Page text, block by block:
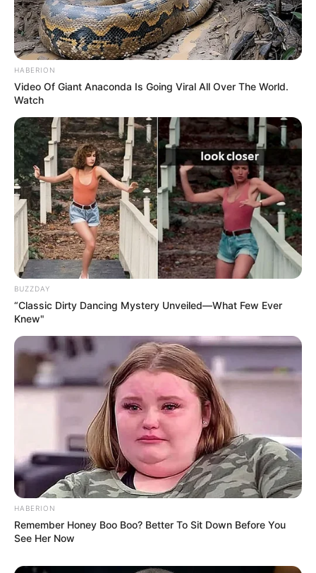
HABERION
Video Of Giant Anaconda Is Going Viral All Over The World.
Watch
BUZZDAY
“Classic Dirty Dancing Mystery Unveiled—What Few Ever
Knew"
HABERION
Remember Honey Boo Boo? Better To Sit Down Before You
See Her Now